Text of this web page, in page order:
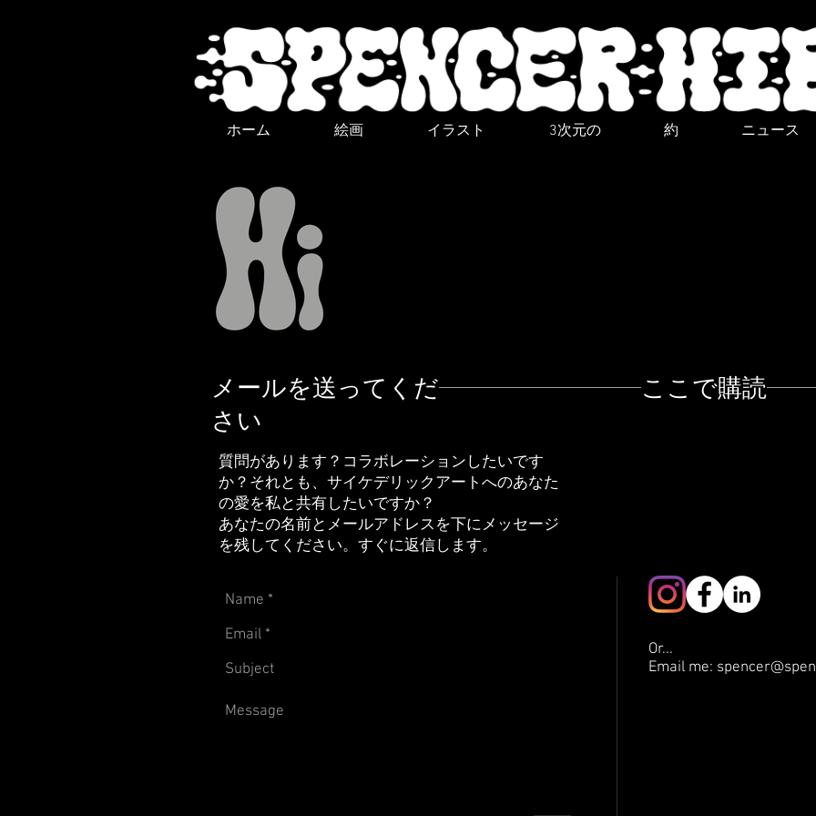
ホーム 絵画 イラスト 3次元の 約 ニュース
メールを送ってくだ
さい
ここで購読
質問があります？コラボレーションしたいです
か？それとも、サイケデリックアートへのあなた
の愛を私と共有したいですか？
あなたの名前とメールアドレスを下にメッセージ
を残してください。すぐに返信します。
Or...
Email me: